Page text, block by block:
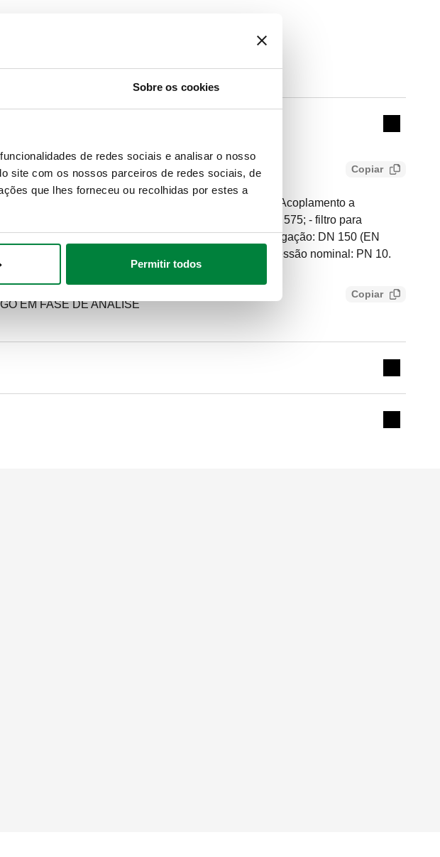
Sobre os cookies
de redes sociais e analisar o nosso
site com os nossos parceiros de redes sociais, de
que lhes forneceu ou recolhidas por estes a
Permitir todos
Collapse
Copiar
570150. Grupo pré-montado, ligações flangeadas. Acoplamento a
EN 1092-1. Constituído por: - desconector série 575; - filtro para
série 579; - válvulas de interceção manuais. Ligação: DN 150 (EN
1) PN 16. Campo de temperatura do fluido: 5–60 °C. Pressão nominal: PN 10.
EM FASE DE ANÁLISE
Copiar
Expand
Expand